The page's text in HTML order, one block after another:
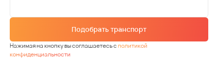
Подобрать транспорт
Нажимая на кнопку вы соглашаетесь сполитикой
конфиденциальности